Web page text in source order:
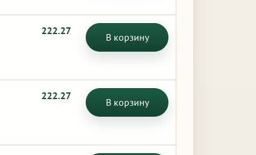
222.27
В корзину
222.27
В корзину